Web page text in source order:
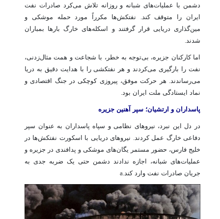
دشمن با عملیات‌های شبانه و روزانه تلاش می‌کرد صادرات نفت
ایران را متوقف کند. نفتکش‌ها مکرراً مورد حمله موشکی و
مین‌گذاری دریایی قرار گرفتند و اسکله‌های خارگ بارها بمباران
شدند.
اما کارکنان جزیره، بی‌توجه به خطر، با شجاعت و همت مثال‌زدنی،
نفت را بارگیری می‌کردند و هر نفتکشی را با هدایت دقیق به دریا
می‌رساندند. هر حرکت موفق، پیروزی کوچکی در جنگ اقتصادی و
نماد ایستادگی ملت ایران بود.
پاسداران و ارتشیان؛ سپر آهنین جزیره
در دل این نبرد، نیروهای نظامی و سپاه پاسداران به عنوان سپر
دفاعی خارگ عمل کردند. نیروهای دریایی با اسکورت نفتکش‌ها در
خلیج فارس، حضور مستمر یگان‌های موشکی و پدافندی در جزیره و
عملیات‌های شبانه، اجازه ندادند دشمن حتی یک ضربه جدی به
جریان صادرات نفت وارد کند.a